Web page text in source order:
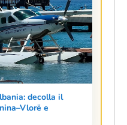
decolla il
e